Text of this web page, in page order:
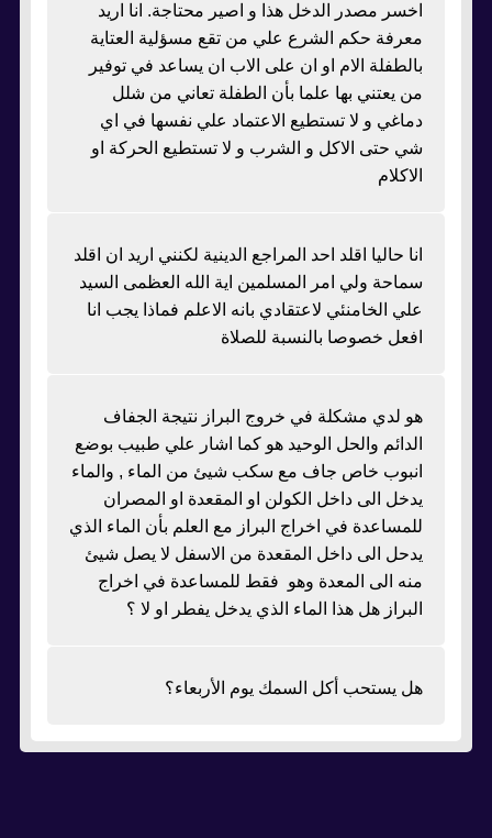
اخسر مصدر الدخل هذا و اصير محتاجة. انا اريد
معرفة حكم الشرع علي من تقع مسؤلية العتاية
بالطفلة الام او ان على الاب ان يساعد في توفير
من يعتني بها علما بأن الطفلة تعاني من شلل
دماغي و لا تستطيع الاعتماد علي نفسها في اي
شي حتى الاكل و الشرب و لا تستطيع الحركة او
الاكلام
انا حاليا اقلد احد المراجع الدينية لكنني اريد ان اقلد
سماحة ولي امر المسلمين اية الله العظمى السيد
علي الخامنئي لاعتقادي بانه الاعلم فماذا يجب انا
افعل خصوصا بالنسبة للصلاة
هو لدي مشكلة في خروج البراز نتيجة الجفاف
الدائم والحل الوحيد هو كما اشار علي طبيب بوضع
انبوب خاص جاف مع سكب شيئ من الماء , والماء
يدخل الى داخل الكولن او المقعدة او المصران
للمساعدة في اخراج البراز مع العلم بأن الماء الذي
يدحل الى داخل المقعدة من الاسفل لا يصل شيئ
منه الى المعدة وهو فقط للمساعدة في اخراج
البراز هل هذا الماء الذي يدخل يفطر او لا ؟
هل يستحب أكل السمك يوم الأربعاء؟